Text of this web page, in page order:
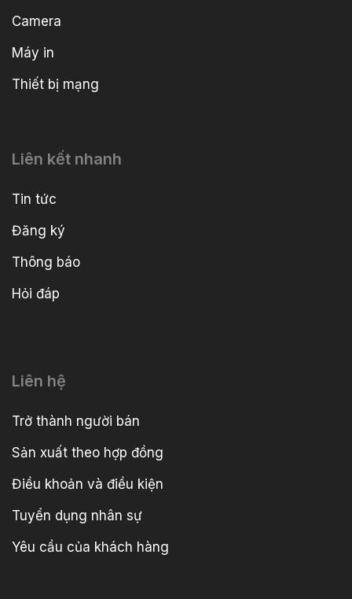
Camera
Máy in
Thiết bị mạng
Liên kết nhanh
Tin tức
Đăng ký
Thông báo
Hỏi đáp
Liên hệ
Trở thành người bán
Sản xuất theo hợp đồng
Điều khoản và điều kiện
Tuyển dụng nhân sự
Yêu cầu của khách hàng